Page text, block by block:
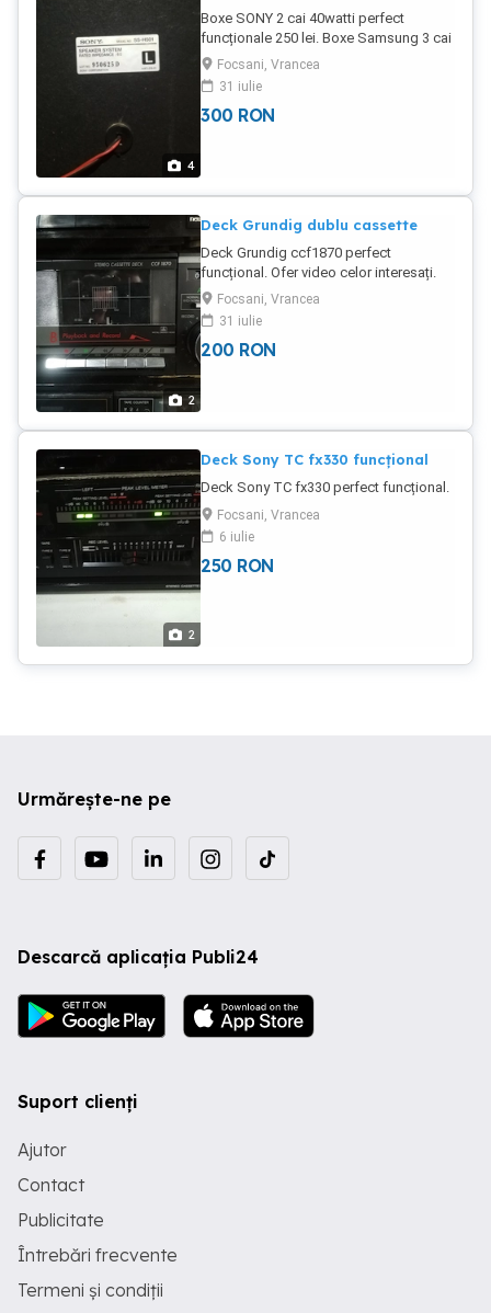
4
Boxe SONY 2 cai 40watti perfect
funcționale 250 lei. Boxe Samsung 3 cai
40watti perfecte estetic și funcțional
250
Focsani, Vrancea
31 iulie
300 RON
2
Deck Grundig dublu cassette
Deck Grundig ccf1870 perfect
funcțional. Ofer video celor interesați.
Focsani, Vrancea
31 iulie
200 RON
2
Deck Sony TC fx330 funcțional
Deck Sony TC fx330 perfect funcțional.
Focsani, Vrancea
6 iulie
250 RON
Urmărește-ne pe
Descarcă aplicația Publi24
Suport clienți
Ajutor
Contact
Publicitate
Întrebări frecvente
Termeni și condiții